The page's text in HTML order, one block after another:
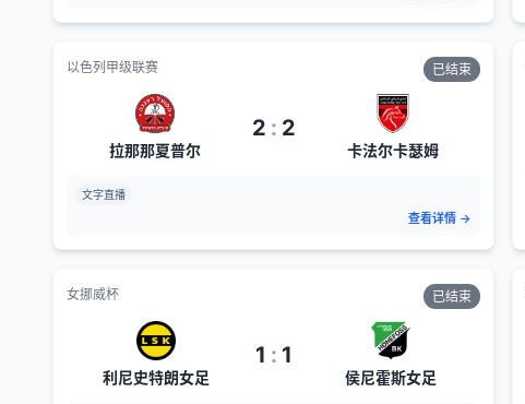
以色列甲级联赛 已结束
拉那那夏普尔
2 : 2
卡法尔卡瑟姆
文字直播
查看详情 →
女挪威杯 已结束
利尼史特朗女足
1 : 1
侯尼霍斯女足